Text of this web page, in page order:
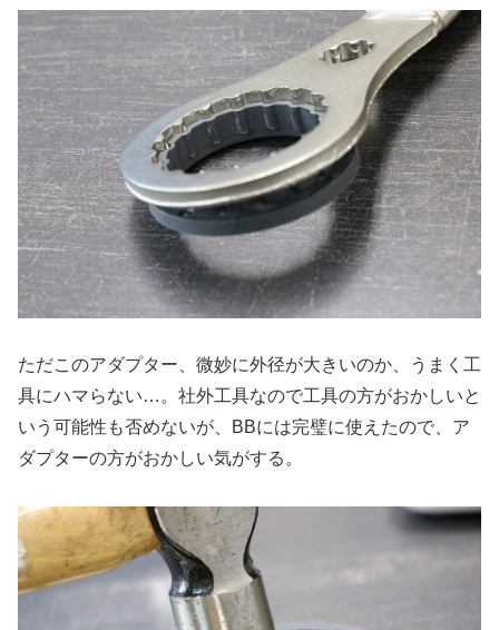
ただこのアダプター、微妙に外径が大きいのか、うまく工
具にハマらない…。社外工具なので工具の方がおかしいと
いう可能性も否めないが、BBには完璧に使えたので、ア
ダプターの方がおかしい気がする。